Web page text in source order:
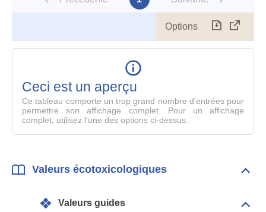
Options
le
Ceci est un aperçu
Ce tableau comporte un trop grand nombre d'entrées pour
permettre son affichage complet. Pour un affichage
complet, utilisez l'une des options ci-dessus.
Valeurs écotoxicologiques
Valeurs guides